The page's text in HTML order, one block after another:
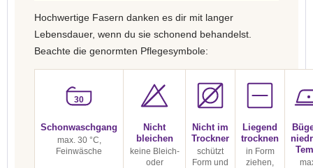
Hochwertige Fasern danken es dir mit langer
Lebensdauer, wenn du sie schonend behandelst.
Beachte die genormten Pflegesymbole:
30
Schonwaschgang
max. 30 °C,
Feinwäsche
Nicht
bleichen
keine Bleich-
oder
Nicht im
Trockner
schützt
Form und
Liegend
trocknen
in Form
ziehen,